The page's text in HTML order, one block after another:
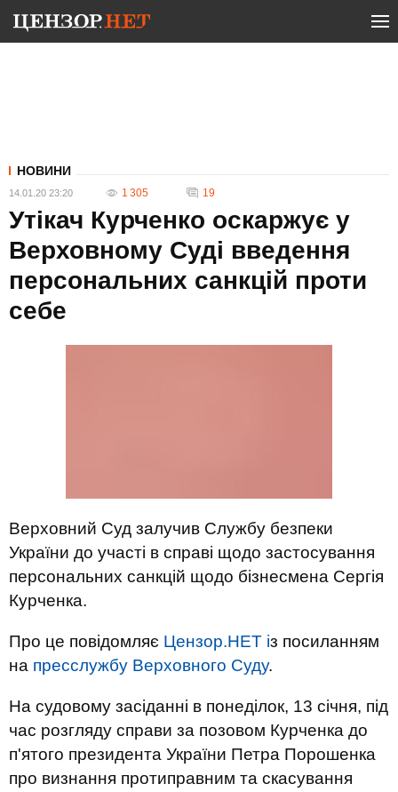
НОВИНИ
14.01.20 23:20 1 305 19
Утікач Курченко оскаржує у
Верховному Суді введення
персональних санкцій проти
себе
Верховний Суд залучив Службу безпеки
України до участі в справі щодо застосування
персональних санкцій щодо бізнесмена Сергія
Курченка.
Про це повідомляє Цензор.НЕТ із посиланням
на пресслужбу Верховного Суду.
На судовому засіданні в понеділок, 13 січня, під
час розгляду справи за позовом Курченка до
п'ятого президента України Петра Порошенка
про визнання протиправним та скасування